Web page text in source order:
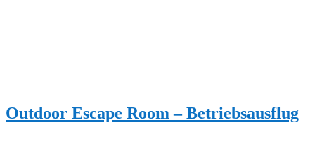
Outdoor Escape Room – Betriebsausflug